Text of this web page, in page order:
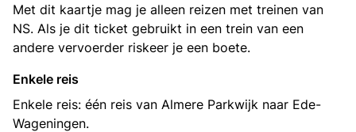
Met dit kaartje mag je alleen reizen met treinen van
NS. Als je dit ticket gebruikt in een trein van een
andere vervoerder riskeer je een boete.
Enkele reis
Enkele reis: één reis van Almere Parkwijk naar Ede-
Wageningen.